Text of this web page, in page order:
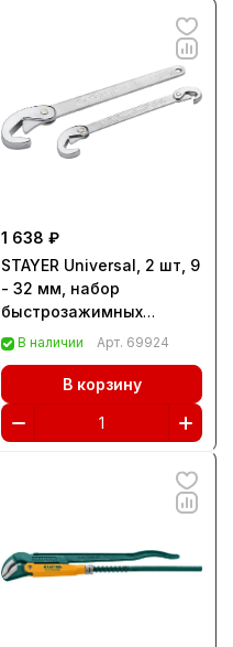
1 638 ₽
STAYER Universal, 2 шт, 9
- 32 мм, набор
быстрозажимных
ключей (2756-H2)
В наличии Арт. 69924
В корзину